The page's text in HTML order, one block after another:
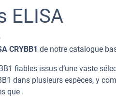
ELISA
CRYBB1 de notre catalogue
fiables issus d’une vaste
dans plusieurs espèces, y
que .